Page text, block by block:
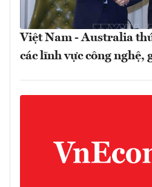
Việt Nam - Australia
các lĩnh vực công nghệ,